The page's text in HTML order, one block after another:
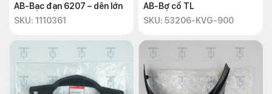
AB-Bạc đạn 6207 – dên lớn
SKU: 1110361
AB-Bợ cổ TL
SKU: 53206-KVG-900